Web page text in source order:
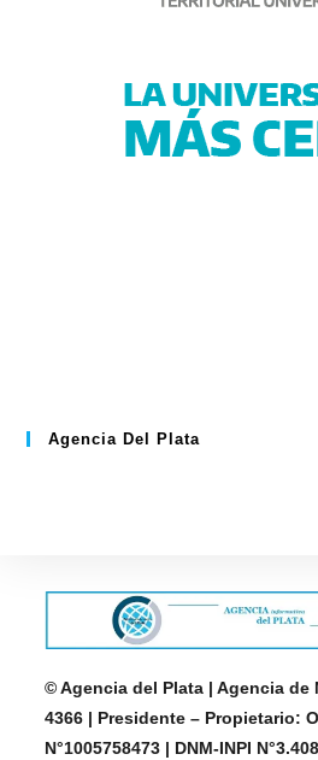
Agencia Del Plata
© Agencia del Plata | Agencia de
4366 | Presidente – Propietario:
N°1005758473 | DNM-INPI